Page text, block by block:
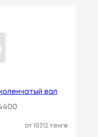
вал
от 10312 тенге